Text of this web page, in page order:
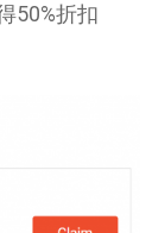
50%折扣